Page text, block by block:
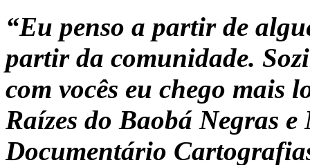
“Eu penso a partir de
partir da comunidade.
com vocês eu chego mais
Raízes do Baobá Negras
Documentário